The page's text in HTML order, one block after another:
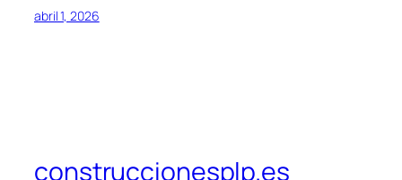
abril 1, 2026
construccionesplp.es